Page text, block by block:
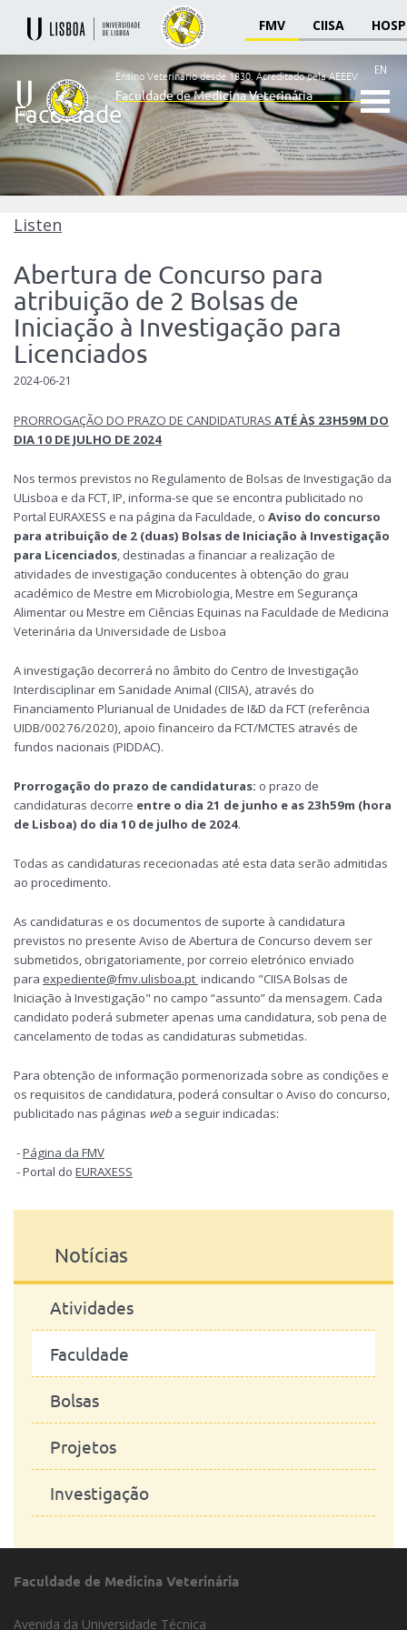
FMV CIISA
Ensino
Veterinário
desde
Faculdade
de
Veterinária
EN
Ensino Veterinário desde 1830.Acreditado pela AEEEV
Faculdade de Medicina Veterinária
Faculdade
Listen
Abertura de Concurso para
atribuição de 2 Bolsas de
Iniciação à Investigação para
Licenciados
2024-06-21
PRORROGAÇÃO DO PRAZO DE CANDIDATURAS ATÉ ÀS 23H59M DO
DIA 10 DE JULHO DE 2024
Nos termos previstos no Regulamento de Bolsas de Investigação da
ULisboa e da FCT, IP, informa-se que se encontra publicitado no
Portal EURAXESS e na página da Faculdade, o Aviso do concurso
para atribuição de 2 (duas) Bolsas de Iniciação à Investigação
para Licenciados, destinadas a financiar a realização de
atividades de investigação conducentes à obtenção do grau
académico de Mestre em Microbiologia, Mestre em Segurança
Alimentar ou Mestre em Ciências Equinas na Faculdade de Medicina
Veterinária da Universidade de Lisboa
A investigação decorrerá no âmbito do Centro de Investigação
Interdisciplinar em Sanidade Animal (CIISA), através do
Financiamento Plurianual de Unidades de I&D da FCT (referência
UIDB/00276/2020), apoio financeiro da FCT/MCTES através de
fundos nacionais (PIDDAC).
Prorrogação do prazo de candidaturas: o prazo de
candidaturas decorre entre o dia 21 de junho e as 23h59m (hora
de Lisboa) do dia 10 de julho de 2024.
Todas as candidaturas rececionadas até esta data serão admitidas
ao procedimento.
As candidaturas e os documentos de suporte à candidatura
previstos no presente Aviso de Abertura de Concurso devem ser
submetidos, obrigatoriamente, por correio eletrónico enviado
para expediente@fmv.ulisboa.pt indicando "CIISA Bolsas de
Iniciação à Investigação" no campo “assunto” da mensagem. Cada
candidato poderá submeter apenas uma candidatura, sob pena de
cancelamento de todas as candidaturas submetidas.
Para obtenção de informação pormenorizada sobre as condições e
os requisitos de candidatura, poderá consultar o Aviso do concurso,
publicitado nas páginas weba seguir indicadas:
-Página da FMV
- Portal do EURAXESS
Notícias
Atividades
Faculdade
Bolsas
Projetos
Investigação
Faculdade de Medicina Veterinária
Avenida da Universidade Técnica